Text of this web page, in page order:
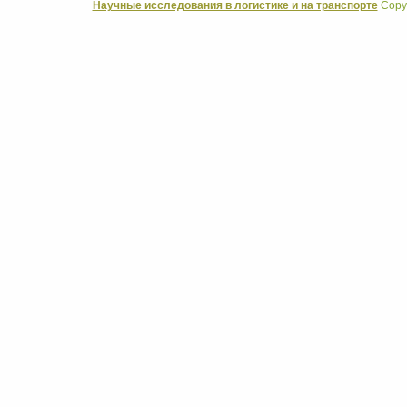
Научные исследования в логистике и на транспорте